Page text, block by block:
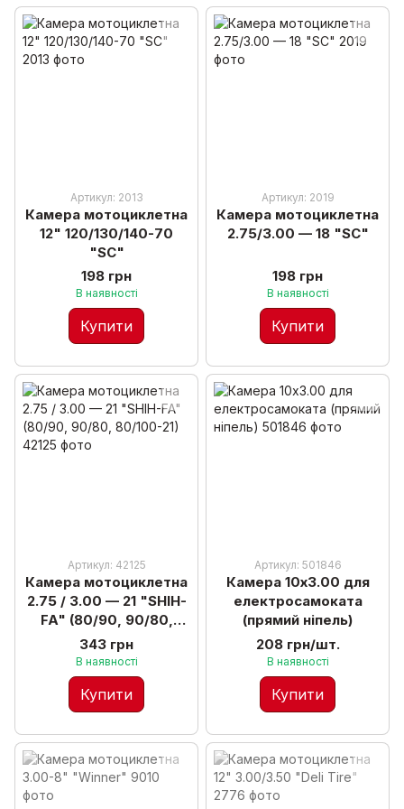
Артикул: 2013
Камера мотоциклетна
12" 120/130/140-70
"SC"
198 грн
В наявності
Купити
Артикул: 2019
Камера мотоциклетна
2.75/3.00 — 18 "SC"
198 грн
В наявності
Купити
Артикул: 42125
Камера мотоциклетна
2.75 / 3.00 — 21 "SHIH-
FA" (80/90, 90/80,
80/100-21)
343 грн
В наявності
Купити
Артикул: 501846
Камера 10х3.00 для
електросамоката
(прямий ніпель)
208 грн/шт.
В наявності
Купити